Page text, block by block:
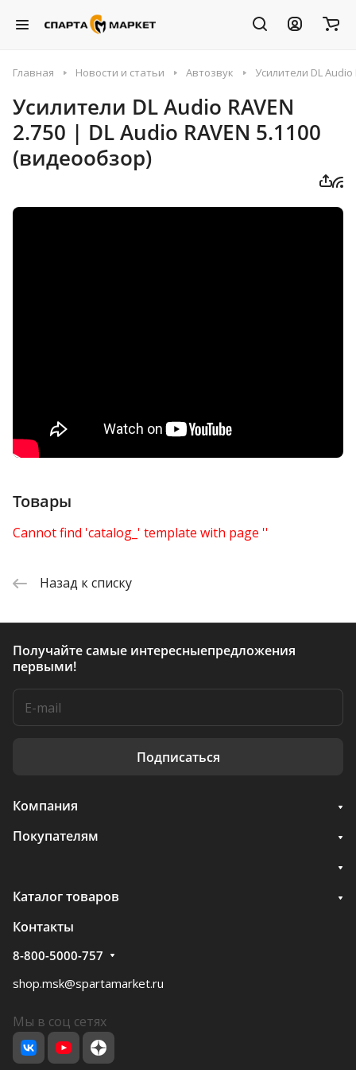
Главная Новости и статьи Автозвук Усилители DL Audio
Усилители DL Audio RAVEN
2.750 | DL Audio RAVEN 5.1100
(видеообзор)
Товары
Cannot find 'catalog_' template with page ''
Назад к списку
Получайте самые интересныепредложения
первыми!
Подписаться
Компания
Покупателям
Каталог товаров
Контакты
8-800-5000-757
shop.msk@spartamarket.ru
Мы в соц сетях